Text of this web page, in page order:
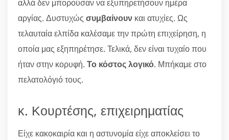
αλλά δεν μπορούσαν να εξυπηρετήσουν ημέρα
αργίας. Δυστυχώς συμβαίνουν και ατυχίες. Ως
τελαυταία ελπίδα καλέσαμε την πρώτη επιχείρηση, η
οποία μας εξηπηρέτησε. Τελικά, δεν είναι τυχαίο που
ήταν στην κορυφή. Το κόστος λογικό. Μπήκαμε στο
πελατολόγιό τους.
κ. Κουρτέσης, επιχειρηματίας
Είχε κακοκαιρία και η αστυνομία είχε αποκλείσει το